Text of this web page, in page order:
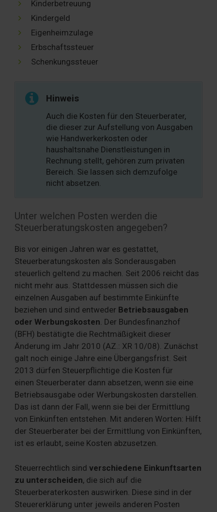
Kinderbetreuung
Kindergeld
Eigenheimzulage
Erbschaftssteuer
Schenkungssteuer
Hinweis
Auch die Kosten für den Steuerberater,
die dieser zur Aufstellung von Ausgaben
wie Handwerkerkosten oder
haushaltsnahe Dienstleistungen in
Rechnung stellt, gehören zum privaten
Bereich. Sie lassen sich demzufolge
nicht absetzen.
Unter welchen Posten werden die
Steuerberatungskosten angegeben?
Bis vor einigen Jahren war es gestattet,
Steuerberatungskosten als Sonderausgaben
steuerlich geltend zu machen. Seit 2006 reicht das
nicht mehr aus. Stattdessen müssen sich die
einzelnen Ausgaben auf bestimmte Einkünfte
beziehen und sind entweder Betriebsausgaben
oder Werbungskosten. Der Bundesfinanzhof
(BFH) bestätigte die Rechtmäßigkeit dieser
Änderung im Jahr 2010 (AZ.: XR 10/08). Zunächst
galt noch einige Jahre eine Übergangsfrist. Seit
2013 dürfen Steuerpflichtige die Kosten für
einen Steuerberater dann absetzen, wenn sie eine
Betriebsausgabe oder Werbungskosten darstellen.
Das ist dann der Fall, wenn sie bei der Ermittlung
von Einkünften entstehen. Mit anderen Worten: Hilft
der Steuerberater bei der Ermittlung von Einkünften,
ist es erlaubt, seine Kosten abzusetzen.
Steuerrechtlich sind verschiedene Einkunftsarten
zu unterscheiden, die sich auf die
Steuerberaterkosten auswirken. Diese sind in der
Steuererklärung unter jeweils anderen Posten